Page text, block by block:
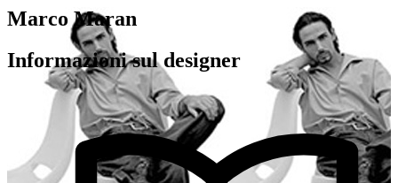
Marco Maran
Informazioni sul designer